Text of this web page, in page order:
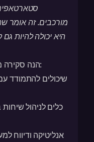
מורכבים. זה אומר
היא יכולה להיות
הנה סקירה מהירה על מה הם מביאים לשולחן:
כלים לניהול שיחות
אנליטיקה ודיווח